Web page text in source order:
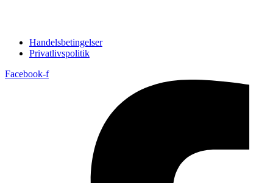
Handelsbetingelser
Privatlivspolitik
Facebook-f